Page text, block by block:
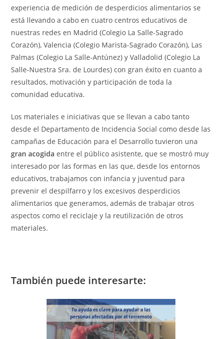
experiencia de medición de desperdicios alimentarios se
está llevando a cabo en cuatro centros educativos de
nuestras redes en Madrid (Colegio La Salle-Sagrado
Corazón), Valencia (Colegio Marista-Sagrado Corazón), Las
Palmas (Colegio La Salle-Antúnez) y Valladolid (Colegio La
Salle-Nuestra Sra. de Lourdes) con gran éxito en cuanto a
resultados, motivación y participación de toda la
comunidad educativa.
Los materiales e iniciativas que se llevan a cabo tanto
desde el Departamento de Incidencia Social como desde las
campañas de Educación para el Desarrollo tuvieron una
gran acogida entre el público asistente, que se mostró muy
interesado por las formas en las que, desde los entornos
educativos, trabajamos con infancia y juventud para
prevenir el despilfarro y los excesivos desperdicios
alimentarios que generamos, además de trabajar otros
aspectos como el reciclaje y la reutilización de otros
materiales.
También puede interesarte: